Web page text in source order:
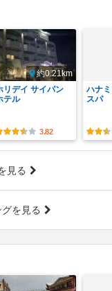
約0.21km
リデイ サイパン
テル
3.82
ハナ
スパ
見る
を見る